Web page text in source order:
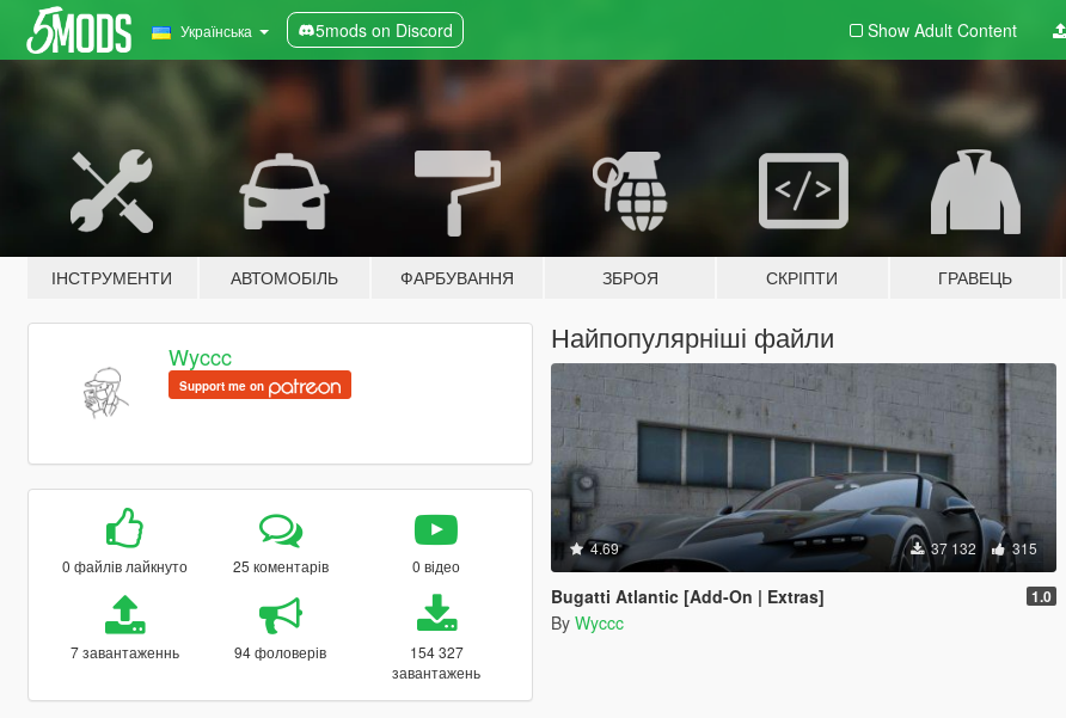
Українська 5mods on Discord Show Adult Content
ІНСТРУМЕНТИ АВТОМОБІЛЬ ФАРБУВАННЯ ЗБРОЯ СКРІПТИ ГРАВЕЦЬ
Wyccc
Support me on
0 файлів лайкнуто 25 коментарів 0 відео
7 завантаженнь 94 фоловерів
154 327
завантажень
Найпопулярніші файли
4.69 37 132 315
Bugatti Atlantic [Add-On | Extras] 1.0
By Wyccc